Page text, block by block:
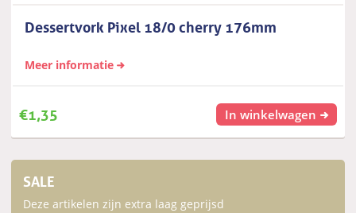
Dessertvork Pixel 18/0 cherry 176mm
Meer informatie
€1,35 In winkelwagen
SALE
Deze artikelen zijn extra laag geprijsd